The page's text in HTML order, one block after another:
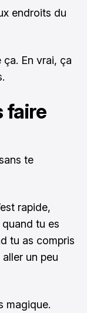
endroits du
En vrai, ça
faire
te
rapide,
tu es
tu as compris
un peu
magique.